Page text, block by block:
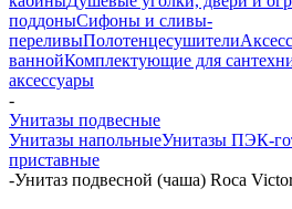
поддоныСифоны и сливы-
переливыПолотенцесушители
ваннойКомплектующие для
аксессуары
-
Унитазы подвесные
Унитазы напольныеУнитазы ПЭК-
приставные
-Унитаз подвесной (чаша) Roca